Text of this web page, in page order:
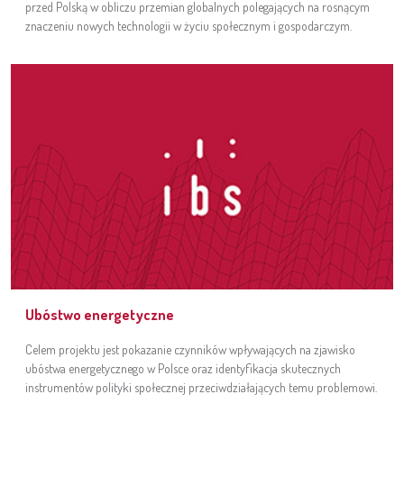
przed Polską w obliczu przemian globalnych polegających na rosnącym
znaczeniu nowych technologii w życiu społecznym i gospodarczym.
Ubóstwo energetyczne
Celem projektu jest pokazanie czynników wpływających na zjawisko
ubóstwa energetycznego w Polsce oraz identyfikacja skutecznych
instrumentów polityki społecznej przeciwdziałających temu problemowi.